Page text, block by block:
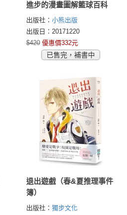
進步的漫畫圖解籃球百科
出版社： 小熊出版
出版日：20171220
$420 優惠價332元
已售完，補書中
退出遊戲（春&夏推理事件
簿）
出版社： 獨步文化